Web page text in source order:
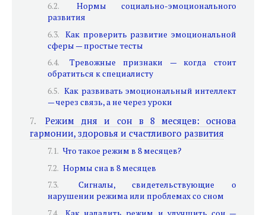
Нормы социально-эмоционального
развития
Как проверить развитие эмоциональной
сферы — простые тесты
Тревожные признаки — когда стоит
обратиться к специалисту
Как развивать эмоциональный интеллект
— через связь, а не через уроки
Режим дня и сон в 8 месяцев: основа
гармонии, здоровья и счастливого развития
Что такое режим в 8 месяцев?
Нормы сна в 8 месяцев
Сигналы, свидетельствующие о
нарушении режима или проблемах со сном